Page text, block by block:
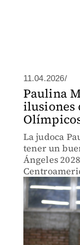
11.04.2026/
Paulina
ilusiones
La judoca
tener un
Ángeles
la medalla